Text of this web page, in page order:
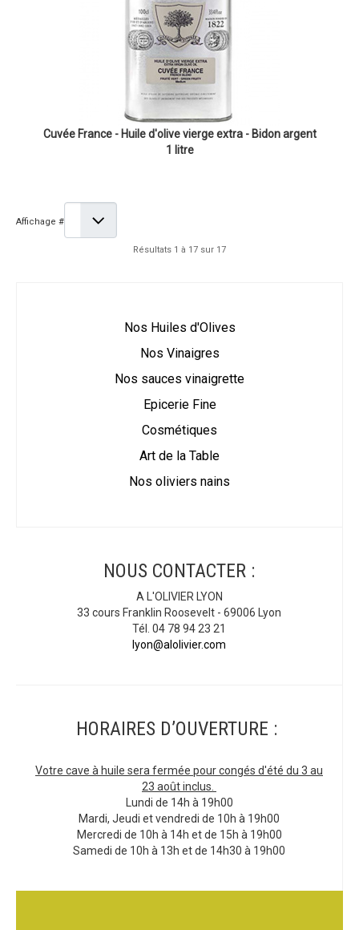
Cuvée France - Huile d'olive vierge extra - Bidon argent
1 litre
Affichage #
Résultats 1 à 17 sur 17
Nos Huiles d'Olives
Nos Vinaigres
Nos sauces vinaigrette
Epicerie Fine
Cosmétiques
Art de la Table
Nos oliviers nains
NOUS CONTACTER :
A L'OLIVIER LYON
33 cours Franklin Roosevelt - 69006 Lyon
Tél. 04 78 94 23 21
lyon@alolivier.com
HORAIRES D’OUVERTURE :
Votre cave à huile sera fermée pour congés d'été du 3 au
23 août inclus.
Lundi de 14h à 19h00
Mardi, Jeudi et vendredi de 10h à 19h00
Mercredi de 10h à 14h et de 15h à 19h00
Samedi de 10h à 13h et de 14h30 à 19h00